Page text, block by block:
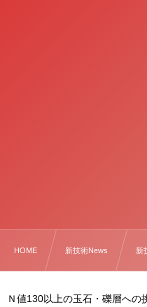
HOME 新技術News 新
Ｎ値130以上の玉石・礫層への